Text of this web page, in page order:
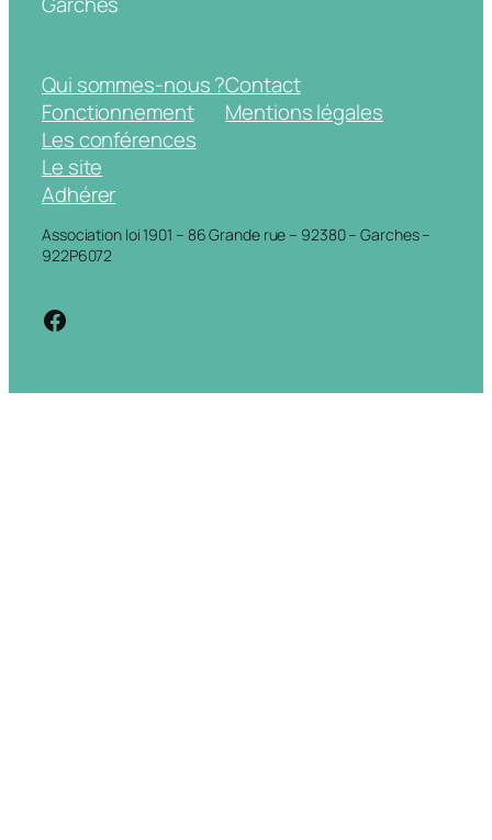
Qui sommes-nous ?
Fonctionnement
Les conférences
Le site
Adhérer
Contact
Mentions légales
Association loi 1901 – 86 Grande rue – 92380 – Garches –
922P6072
https://www.facebook.com/